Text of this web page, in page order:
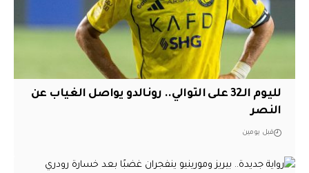
لليوم الـ32 على التوالي.. رونالدو يواصل الغياب عن
النصر
قبل يومين